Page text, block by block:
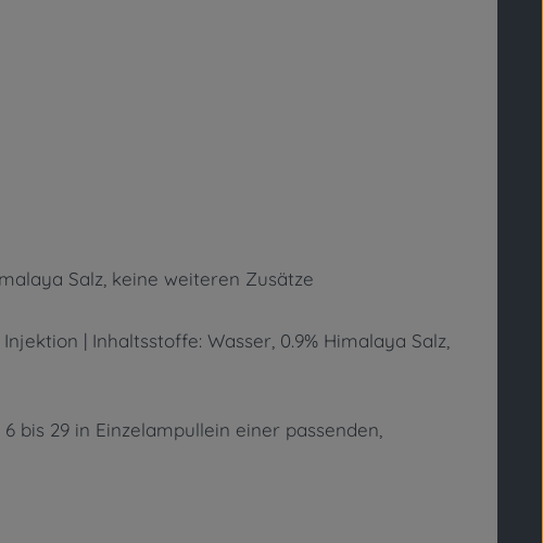
Salz, keine weiteren Zusätze
| Inhaltsstoffe: Wasser, 0.9% Himalaya Salz,
bis 29 in Einzelampullein einer passenden,